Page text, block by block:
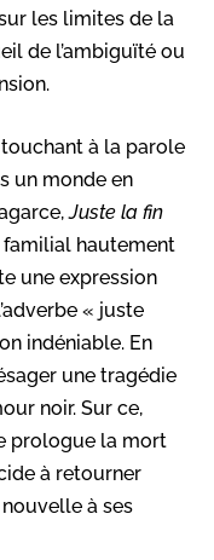
les limites de la
de l’ambiguïté ou
à la parole
un monde en
Juste la fin
familial hautement
une expression
« juste
indéniable. En
une tragédie
noir. Sur ce,
prologue la mort
à retourner
à ses